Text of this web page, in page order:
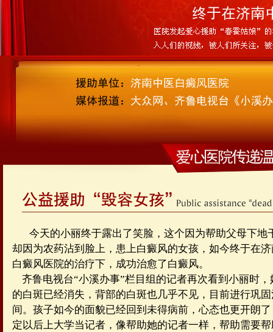
今天的小丽终于露出了笑脸，这个因为帮助父母下地
却因为农药沾到脸上，患上白癜风的女孩，如今终于在
白癜风医院的治疗下，成功治愈了白癜风。
齐鲁电视台“小溪办事”栏目组的记者再次看到小丽时，
的白斑已经消失，背部的白斑也几乎不见，目前进行巩
间。孩子如今的面貌已经回到未得病前，心态也更开朗
定以后上大学当记者，像帮助她的记者一样，帮助需要